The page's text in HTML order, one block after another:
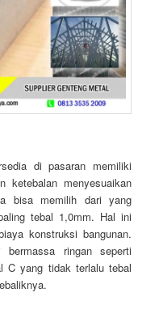
di pasaran memiliki
ketebalan menyesuaikan
bisa memilih dari yang
tebal 1,0mm. Hal ini
konstruksi bangunan.
ringan seperti
C yang tidak terlalu tebal